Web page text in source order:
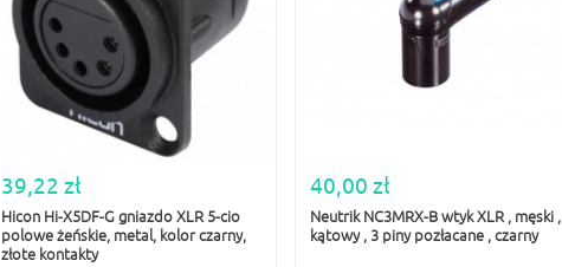
39,22 zł
Hicon Hi-X5DF-G gniazdo XLR 5-cio
polowe żeńskie, metal, kolor czarny,
złote kontakty
40,00 zł
Neutrik NC3MRX-B wtyk XLR , męski ,
kątowy , 3 piny pozłacane , czarny